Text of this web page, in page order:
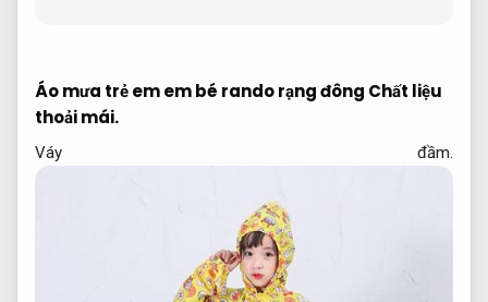
Áo mưa trẻ em em bé rando rạng đông
Chất liệu
Váy đầm.